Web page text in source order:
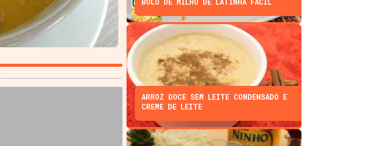
BOLO DE MILHO DE LATINHA FÁCIL
ARROZ DOCE SEM LEITE CONDENSADO E
CREME DE LEITE